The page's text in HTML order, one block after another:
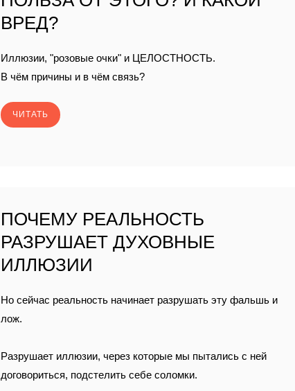
ВРЕД?
Иллюзии, "розовые очки" и ЦЕЛОСТНОСТЬ.
В чём причины и в чём связь?
ЧИТАТЬ
ПОЧЕМУ РЕАЛЬНОСТЬ
РАЗРУШАЕТ ДУХОВНЫЕ
ИЛЛЮЗИИ
Но сейчас реальность начинает разрушать эту фальшь и
лож.
Разрушает иллюзии, через которые мы пытались с ней
договориться, подстелить себе соломки.